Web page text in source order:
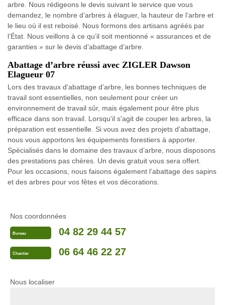
arbre. Nous rédigeons le devis suivant le service que vous
demandez, le nombre d’arbres à élaguer, la hauteur de l’arbre et
le lieu où il est reboisé. Nous formons des artisans agréés par
l’État. Nous veillons à ce qu’il soit mentionné « assurances et de
garanties » sur le devis d’abattage d’arbre.
Abattage d’arbre réussi avec ZIGLER Dawson
Elagueur 07
Lors des travaux d'abattage d’arbre, les bonnes techniques de
travail sont essentielles, non seulement pour créer un
environnement de travail sûr, mais également pour être plus
efficace dans son travail. Lorsqu'il s'agit de couper les arbres, la
préparation est essentielle. Si vous avez des projets d'abattage,
nous vous apportons les équipements forestiers à apporter.
Spécialisés dans le domaine des travaux d’arbre, nous disposons
des prestations pas chères. Un devis gratuit vous sera offert.
Pour les occasions, nous faisons également l’abattage des sapins
et des arbres pour vos fêtes et vos décorations.
Nos coordonnées
Bureau 04 82 29 44 57
Chantier 06 64 46 22 27
Nous localiser